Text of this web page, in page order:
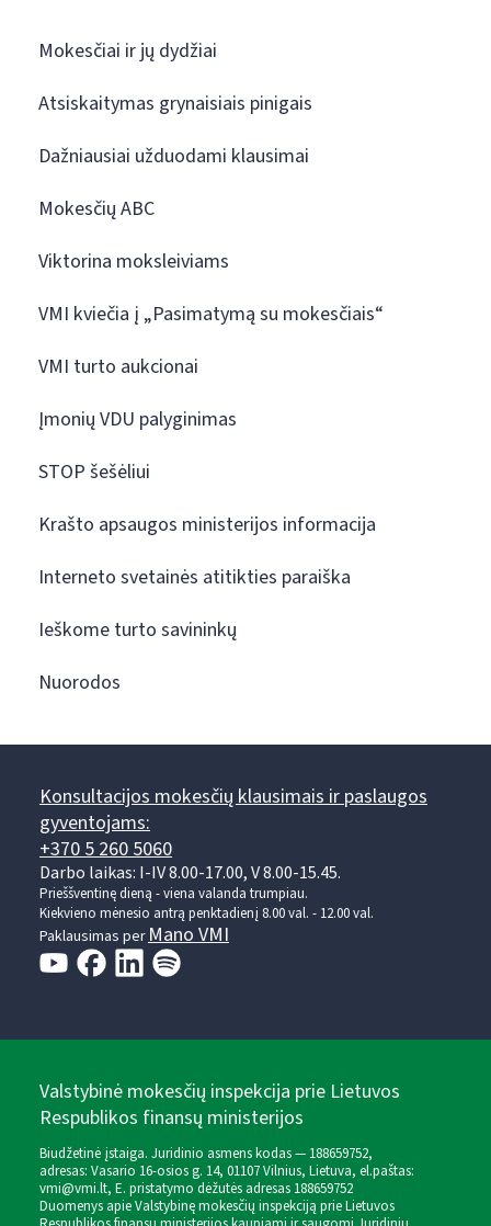
Mokesčiai ir jų dydžiai
Atsiskaitymas grynaisiais pinigais
Dažniausiai užduodami klausimai
Mokesčių ABC
Viktorina moksleiviams
VMI kviečia į „Pasimatymą su mokesčiais“
VMI turto aukcionai
Įmonių VDU palyginimas
STOP šešėliui
Krašto apsaugos ministerijos informacija
Interneto svetainės atitikties paraiška
Ieškome turto savininkų
Nuorodos
Konsultacijos mokesčių klausimais ir paslaugos
gyventojams:
+370 5 260 5060
Darbo laikas: I-IV 8.00-17.00, V 8.00-15.45.
Prieššventinę dieną - viena valanda trumpiau.
Kiekvieno mėnesio antrą penktadienį 8.00 val. - 12.00 val.
Paklausimas per Mano VMI
Valstybinė mokesčių inspekcija prie Lietuvos
Respublikos finansų ministerijos
Biudžetinė įstaiga. Juridinio asmens kodas — 188659752,
adresas: Vasario 16-osios g. 14, 01107 Vilnius, Lietuva, el.paštas:
vmi@vmi.lt, E. pristatymo dėžutės adresas 188659752
Duomenys apie Valstybinę mokesčių inspekciją prie Lietuvos